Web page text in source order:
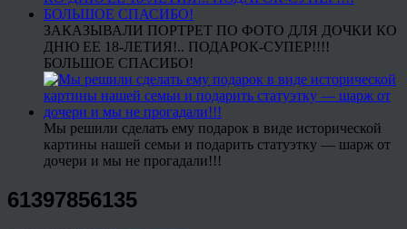
ЗАКАЗЫВАЛИ ПОРТРЕТ ПО ФОТО ДЛЯ ДОЧКИ КО
ДНЮ ЕЕ 18-ЛЕТИЯ!.. ПОДАРОК-СУПЕР!!!!
БОЛЬШОЕ СПАСИБО!
Мы решили сделать ему подарок в виде исторической
картины нашей семьи и подарить статуэтку — шарж от
дочери и мы не прогадали!!!
61397856135